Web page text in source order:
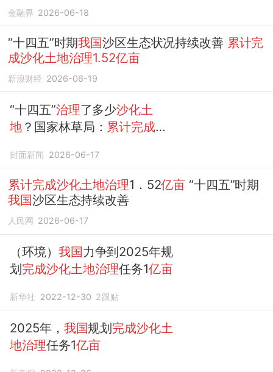
金融界 2026-06-18
“十四五”时期我国沙区生态状况持续改善 累计完
成沙化土地治理1.52亿亩
新浪财经 2026-06-19
“十四五”治理了多少沙化土
地 ？国家林草局： 累计完成
封面新闻 2026-06-17
累计完成沙化土地治理1．52亿亩 “十四五”时期
我国沙区生态持续改善
人民网 2026-06-17
（环境） 我国力争到2025年规
划完成沙化土地治理任务1亿亩
新华社 2022-12-30 2跟贴
2025年， 我国规划完成沙化土
地治理任务1亿亩